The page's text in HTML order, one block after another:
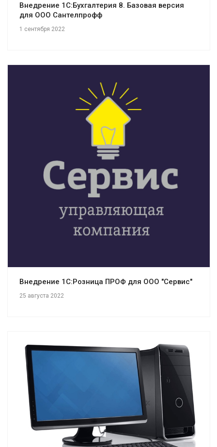
Внедрение 1C:Бухгалтерия 8. Базовая версия
для ООО Сантелпрофф
1 сентября 2022
Смотреть проект
Внедрение 1С:Розница ПРОФ для ООО "Сервис"
25 августа 2022